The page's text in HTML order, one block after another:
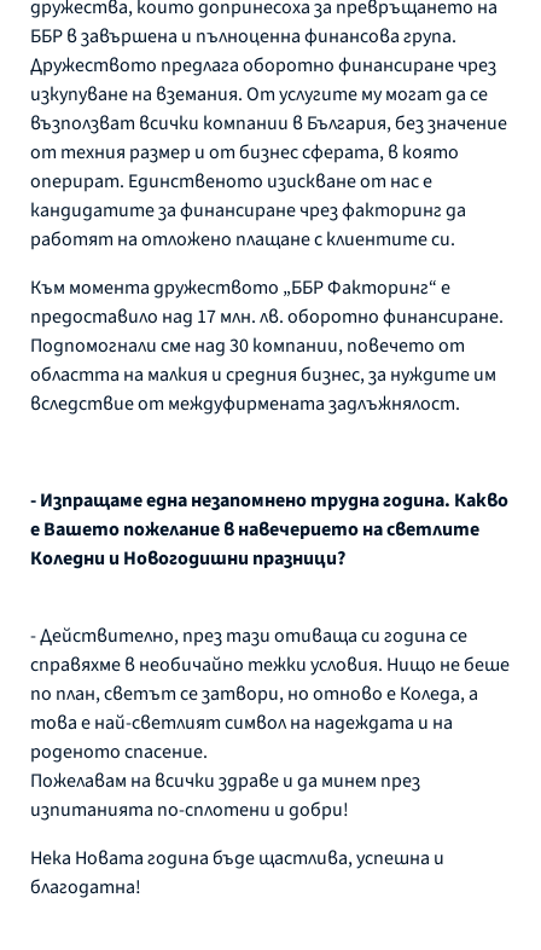
дружества, които допринесоха за превръщането на
ББР в завършена и пълноценна финансова група.
Дружеството предлага оборотно финансиране чрез
изкупуване на вземания. От услугите му могат да се
възползват всички компании в България, без значение
от техния размер и от бизнес сферата, в която
оперират. Единственото изискване от нас е
кандидатите за финансиране чрез факторинг да
работят на отложено плащане с клиентите си.
Към момента дружеството „ББР Факторинг“ е
предоставило над 17 млн. лв. оборотно финансиране.
Подпомогнали сме над 30 компании, повечето от
областта на малкия и средния бизнес, за нуждите им
вследствие от междуфирмената задлъжнялост.
- Изпращаме една незапомнено трудна година. Какво
е Вашето пожелание в навечерието на светлите
Коледни и Новогодишни празници?
- Действително, през тази отиваща си година се
справяхме в необичайно тежки условия. Нищо не беше
по план, светът се затвори, но отново е Коледа, а
това е най-светлият символ на надеждата и на
роденото спасение.
Пожелавам на всички здраве и да минем през
изпитанията по-сплотени и добри!
Нека Новата година бъде щастлива, успешна и
благодатна!